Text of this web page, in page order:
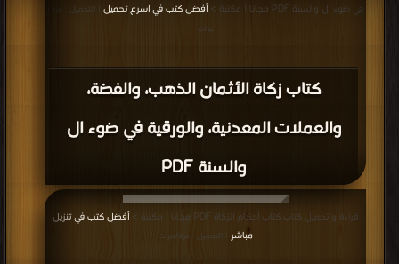
كتاب زكاة الأثمان الذهب، والفضة،
والعملات المعدنية، والورقية في ضوء ال
والسنة PDF
في ضوء ال والسنة PDF مجانا | مكتبة > أفضل كتب في اسرع تحميل
| التحميل : مرة/
مرات
قراءة و تحميل كتاب كتاب أحكام الزكاة PDF مجانا | مكتبة >
أفضل كتب في تنزيل
مباشر | التحميل : مرة/مرات